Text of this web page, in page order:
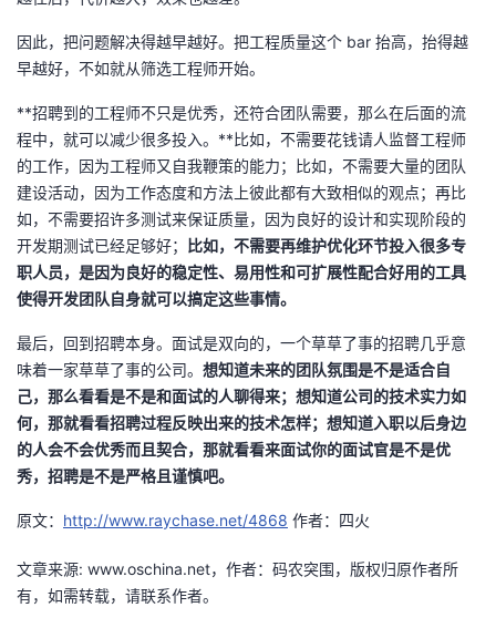
因此，把问题解决得越早越好。把工程质量这个 bar 抬高，抬得越
早越好，不如就从筛选工程师开始。
**招聘到的工程师不只是优秀，还符合团队需要，那么在后面的流
程中，就可以减少很多投入。**比如，不需要花钱请人监督工程师
的工作，因为工程师又自我鞭策的能力；比如，不需要大量的团队
建设活动，因为工作态度和方法上彼此都有大致相似的观点；再比
如，不需要招许多测试来保证质量，因为良好的设计和实现阶段的
开发期测试已经足够好；
比如，不需要再维护优化环节投入很多专
职人员，是因为良好的稳定性、易用性和可扩展性配合好用的工具
使得开发团队自身就可以搞定这些事情。
最后，回到招聘本身。面试是双向的，一个草草了事的招聘几乎意
味着一家草草了事的公司。 想知道未来的团队氛围是不是适合自
己，那么看看是不是和面试的人聊得来；想知道公司的技术实力如
何，那就看看招聘过程反映出来的技术怎样；想知道入职以后身边
的人会不会优秀而且契合，那就看看来面试你的面试官是不是优
秀，招聘是不是严格且谨慎吧。
原文： http://www.raychase.net/4868 作者：四火
文章来源: www.oschina.net，作者：码农突围，版权归原作者所
有，如需转载，请联系作者。